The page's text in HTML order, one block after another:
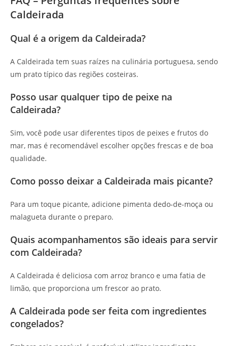
Caldeirada
Qual é a origem da Caldeirada?
A Caldeirada tem suas raízes na culinária portuguesa, sendo
um prato típico das regiões costeiras.
Posso usar qualquer tipo de peixe na
Caldeirada?
Sim, você pode usar diferentes tipos de peixes e frutos do
mar, mas é recomendável escolher opções frescas e de boa
qualidade.
Como posso deixar a Caldeirada mais picante?
Para um toque picante, adicione pimenta dedo-de-moça ou
malagueta durante o preparo.
Quais acompanhamentos são ideais para servir
com Caldeirada?
A Caldeirada é deliciosa com arroz branco e uma fatia de
limão, que proporciona um frescor ao prato.
A Caldeirada pode ser feita com ingredientes
congelados?